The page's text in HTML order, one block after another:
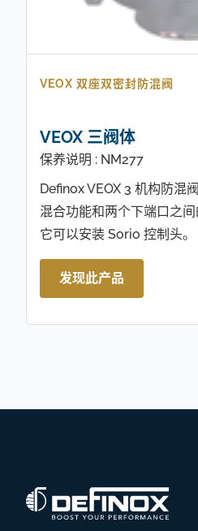
VEOX 双座双密封防混阀
VEOX 三阀体
保养说明 : NM277
Definox VEOX 3 机构防混
混合功能和两个下端口之间
它可以安装 Sorio 控制头。
发现此产品